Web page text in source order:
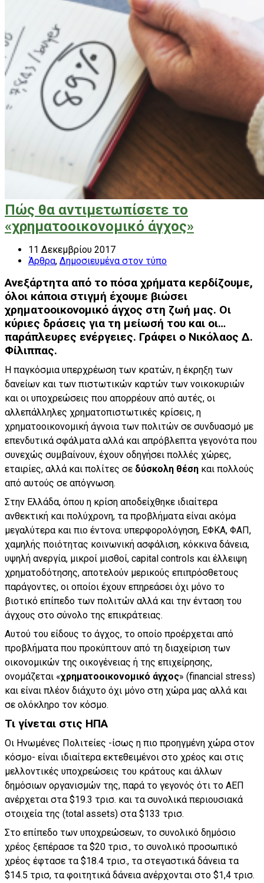
Πώς θα αντιμετωπίσετε το
«χρηματοοικονομικό άγχος»
11 Δεκεμβρίου 2017
Άρθρα, Δημοσιευμένα στον τύπο
Ανεξάρτητα από το πόσα χρήματα κερδίζουμε,
όλοι κάποια στιγμή έχουμε βιώσει
χρηματοοικονομικό άγχος στη ζωή μας. Οι
κύριες δράσεις για τη μείωσή του και οι…
παράπλευρες ενέργειες. Γράφει ο Νικόλαος Δ.
Φίλιππας.
Η παγκόσμια υπερχρέωση των κρατών, η έκρηξη των
δανείων και των πιστωτικών καρτών των νοικοκυριών
και οι υποχρεώσεις που απορρέουν από αυτές, οι
αλλεπάλληλες χρηματοπιστωτικές κρίσεις, η
χρηματοοικονομική άγνοια των πολιτών σε συνδυασμό με
επενδυτικά σφάλματα αλλά και απρόβλεπτα γεγονότα που
συνεχώς συμβαίνουν, έχουν οδηγήσει πολλές χώρες,
εταιρίες, αλλά και πολίτες σε δύσκολη θέση και πολλούς
από αυτούς σε απόγνωση.
Στην Ελλάδα, όπου η κρίση αποδείχθηκε ιδιαίτερα
ανθεκτική και πολύχρονη, τα προβλήματα είναι ακόμα
μεγαλύτερα και πιο έντονα: υπερφορολόγηση, ΕΦΚΑ, ΦΑΠ,
χαμηλής ποιότητας κοινωνική ασφάλιση, κόκκινα δάνεια,
υψηλή ανεργία, μικροί μισθοί, capital controls και έλλειψη
χρηματοδότησης, αποτελούν μερικούς επιπρόσθετους
παράγοντες, οι οποίοι έχουν επηρεάσει όχι μόνο το
βιοτικό επίπεδο των πολιτών αλλά και την ένταση του
άγχους στο σύνολο της επικράτειας.
Αυτού του είδους το άγχος, το οποίο προέρχεται από
προβλήματα που προκύπτουν από τη διαχείριση των
οικονομικών της οικογένειας ή της επιχείρησης,
ονομάζεται «χρηματοοικονομικό άγχος» (financial stress)
και είναι πλέον διάχυτο όχι μόνο στη χώρα μας αλλά και
σε ολόκληρο τον κόσμο.
Τι γίνεται στις ΗΠΑ
Οι Ηνωμένες Πολιτείες -ίσως η πιο προηγμένη χώρα στον
κόσμο- είναι ιδιαίτερα εκτεθειμένοι στο χρέος και στις
μελλοντικές υποχρεώσεις του κράτους και άλλων
δημόσιων οργανισμών της, παρά το γεγονός ότι το ΑΕΠ
ανέρχεται στα $19.3 τρισ. και τα συνολικά περιουσιακά
στοιχεία της (total assets) στα $133 τρισ.
Στο επίπεδο των υποχρεώσεων, το συνολικό δημόσιο
χρέος ξεπέρασε τα $20 τρισ., το συνολικό προσωπικό
χρέος έφτασε τα $18.4 τρισ., τα στεγαστικά δάνεια τα
$14.5 τρισ, τα φοιτητικά δάνεια ανέρχονται στο $1,4 τρισ.